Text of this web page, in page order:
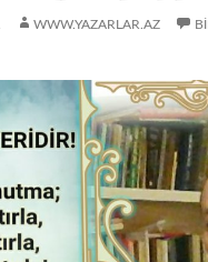
WWW.YAZARLAR.AZ